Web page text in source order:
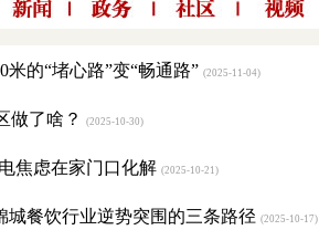
的“堵心路”变“畅通路” (2025-11-04)
做了啥？ (2025-10-30)
焦虑在家门口化解 (2025-10-21)
餐饮行业逆势突围的三条路径 (2025-10-17)